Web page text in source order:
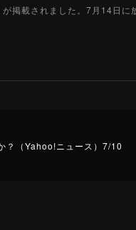
掲載されました。7月14日
？（Yahoo!ニュース）7/10